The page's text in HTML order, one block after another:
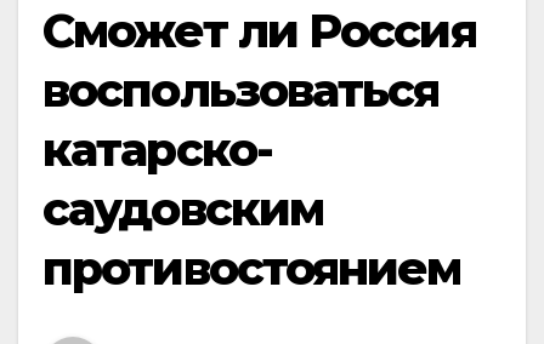
Сможет ли Россия
воспользоваться
катарско-
саудовским
противостоянием